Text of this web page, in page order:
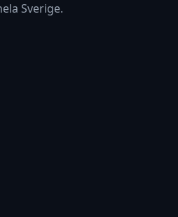
Sverige.